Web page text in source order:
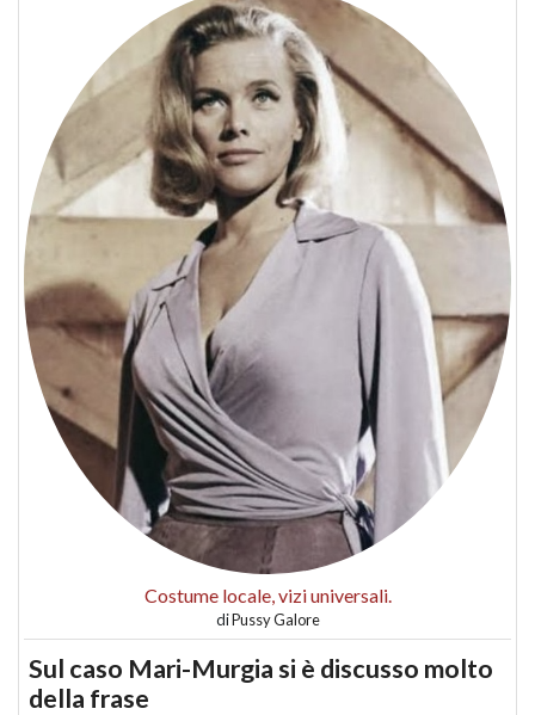
Costume locale, vizi universali.
diPussy Galore
Sul caso Mari-Murgia si è discusso molto
della frase